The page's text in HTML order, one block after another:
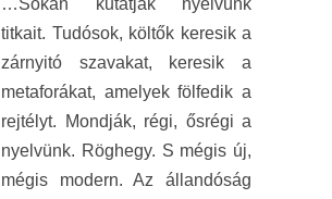
…Sokan kutatják nyelvünk
titkait. Tudósok, költők keresik a
zárnyitó szavakat, keresik a
metaforákat, amelyek fölfedik a
rejtélyt. Mondják, régi, ősrégi a
nyelvünk. Röghegy. S mégis új,
mégis modern. Az állandóság